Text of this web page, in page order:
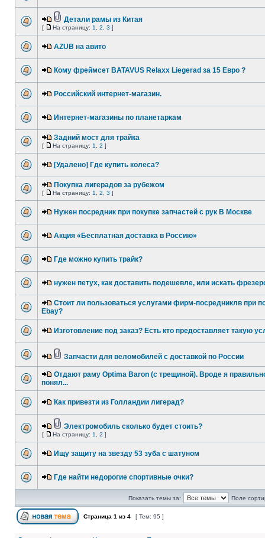
Детали рамы из Китая
[ На страницу: 1 2 3 ]
AZUB на авито
Кому фреймсет BATAVUS Relaxx Liegerad за 15 Евро ?
Российский интернет-магазин.
Интернет-магазины по планетаркам
Задний мост для трайка
[ На страницу: 1 2 ]
[Удалено] Где купить колеса?
Покупка лигерадов за рубежом
[ На страницу: 1 2 3 ]
Нужен посредник при покупке запчастей с рук В Москве
Акция «Бесплатная доставка в Россию»
Где можно купить трайк?
нужен петух, как доставить подешевле, или искать
Стоит ли пользоваться услугами фирм-посредниклв при
Ebay?
Изготовление под заказ? Есть кто предоставляет такую
Запчасти для веломобилей с доставкой по России
Отдают раму Optima Baron (с трещиной). Вроде я
понял...
Как привезти из Голландии лигерад?
Электромобиль сколько будет стоить?
[ На страницу: 1 2 ]
Ищу защиту на звезду 53 зуба с шатуном
Где найти недорогие спортивные очки?
Показать темы за: Поле
Страница 1 из 4 [ Тем: 95 ]